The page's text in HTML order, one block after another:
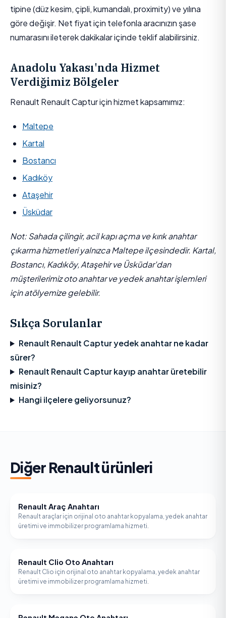
tipine (düz kesim, çipli, kumandalı, proximity) ve yılına
göre değişir. Net fiyat için telefonla aracınızın şase
numarasını ileterek dakikalar içinde teklif alabilirsiniz.
Anadolu Yakası'nda Hizmet
Verdiğimiz Bölgeler
Renault Renault Captur için hizmet kapsamımız:
Maltepe
Kartal
Bostancı
Kadıköy
Ataşehir
Üsküdar
Not: Sahada çilingir, acil kapı açma ve kırık anahtar
çıkarma hizmetleri yalnızca Maltepe ilçesindedir. Kartal,
Bostancı, Kadıköy, Ataşehir ve Üsküdar'dan
müşterilerimiz oto anahtar ve yedek anahtar işlemleri
için atölyemize gelebilir.
Sıkça Sorulanlar
Renault Renault Captur yedek anahtar ne kadar
sürer?
Renault Renault Captur kayıp anahtar üretebilir
misiniz?
Hangi ilçelere geliyorsunuz?
Diğer Renaultürünleri
RENAULT
Renault Araç Anahtarı
Renault araçlar için orijinal oto anahtar kopyalama, yedek anahtar
üretimi ve immobilizer programlama hizmeti.
RENAULT
Renault Clio Oto Anahtarı
Renault Clio için orijinal oto anahtar kopyalama, yedek anahtar
üretimi ve immobilizer programlama hizmeti.